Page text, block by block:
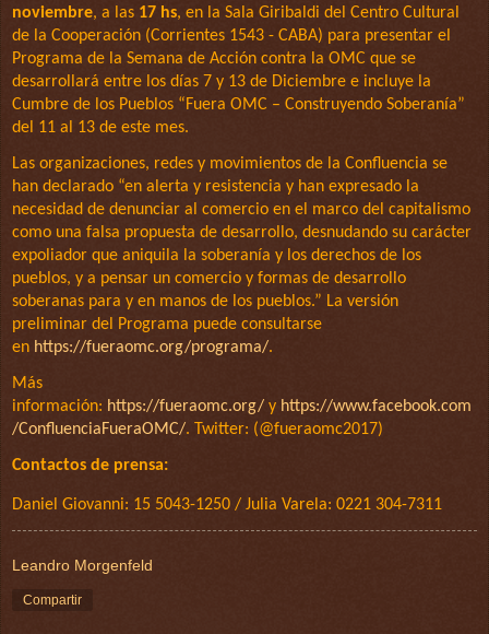
noviembre, a las 17 hs, en la Sala Giribaldi del Centro Cultural
de la Cooperación (Corrientes 1543 - CABA) para presentar el
Programa de la Semana de Acción contra la OMC que se
desarrollará entre los días 7 y 13 de Diciembre e incluye la
Cumbre de los Pueblos “Fuera OMC – Construyendo Soberanía”
del 11 al 13 de este mes.
Las organizaciones, redes y movimientos de la Confluencia se
han declarado “en alerta y resistencia y han expresado la
necesidad de denunciar al comercio en el marco del capitalismo
como una falsa propuesta de desarrollo, desnudando su carácter
expoliador que aniquila la soberanía y los derechos de los
pueblos, y a pensar un comercio y formas de desarrollo
soberanas para y en manos de los pueblos.” La versión
preliminar del Programa puede consultarse
en https://fueraomc.org/programa/.
Más
información: https://fueraomc.org/ y https://www.facebook.com
/ConfluenciaFueraOMC/. Twitter: (@fueraomc2017)
Contactos de prensa:
Daniel Giovanni: 15 5043-1250 / Julia Varela: 0221 304-7311
Leandro Morgenfeld
Compartir